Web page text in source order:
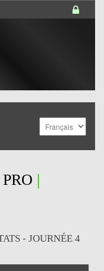
|
- JOURNÉE 4